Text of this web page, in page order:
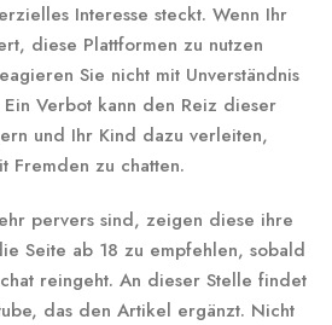
Interesse steckt. Wenn Ihr
diese Plattformen zu nutzen
Sie nicht mit Unverständnis
Verbot kann den Reiz dieser
und Ihr Kind dazu verleiten,
Fremden zu chatten.
pervers sind, zeigen diese ihre
Seite ab 18 zu empfehlen, sobald
reingeht. An dieser Stelle findet
das den Artikel ergänzt. Nicht